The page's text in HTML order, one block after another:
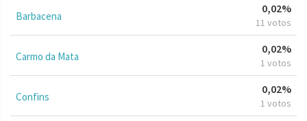
Barbacena
0,02%
11 votos
Carmo da Mata
0,02%
1 votos
Confins
0,02%
1 votos